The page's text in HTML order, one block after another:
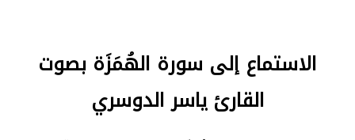
الاستماع إلى سورة الهُمَزَة بصوت
القارئ ياسر الدوسري